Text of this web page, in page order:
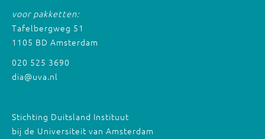
voor pakketten:
Tafelbergweg 51
1105 BD Amsterdam
020 525 3690
dia@uva.nl
Stichting Duitsland Instituut
bij de Universiteit van Amsterdam